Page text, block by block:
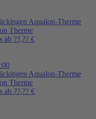
Aqualon-Therme
Therme
ab ??,?? €
Aqualon-Therme
Therme
ab ??,?? €